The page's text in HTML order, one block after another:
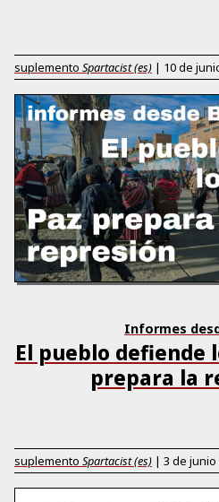
suplemento Spartacist (es) | 10 de
Informes
El pueblo defiende
prepara la
suplemento Spartacist (es) | 3 de junio